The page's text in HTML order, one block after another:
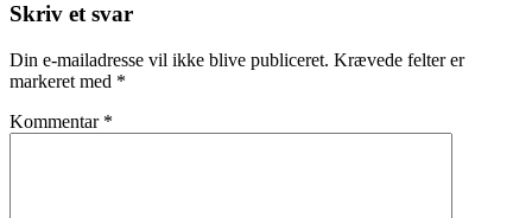
Skriv et svar
Din e-mailadresse vil ikke blive publiceret. Krævede felter er
markeret med *
Kommentar *